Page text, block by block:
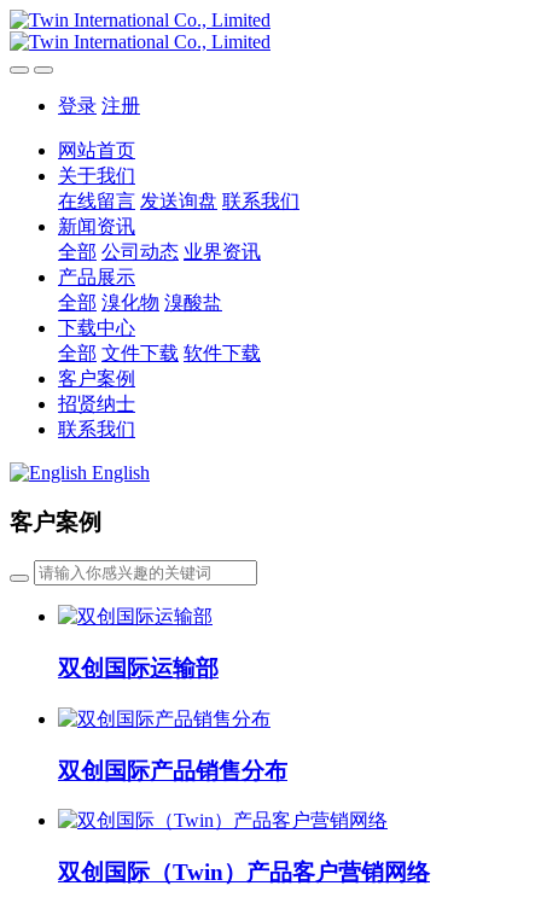
登录 注册
网站首页
关于我们
在线留言 发送询盘 联系我们
新闻资讯
全部 公司动态 业界资讯
产品展示
全部 溴化物 溴酸盐
下载中心
全部 文件下载 软件下载
客户案例
招贤纳士
联系我们
English
客户案例
双创国际运输部
双创国际产品销售分布
双创国际（Twin）产品客户营销网络